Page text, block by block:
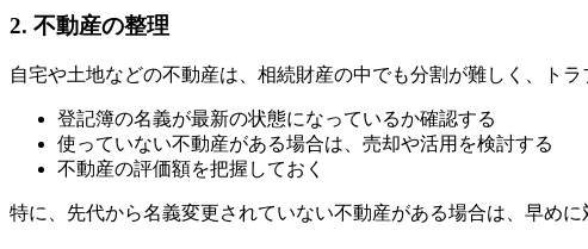
2. 不動産の整理
自宅や土地などの不動産は、相続財産の中でも分割が難しく、トラ
登記簿の名義が最新の状態になっているか確認する
使っていない不動産がある場合は、売却や活用を検討する
不動産の評価額を把握しておく
特に、先代から名義変更されていない不動産がある場合は、早めに